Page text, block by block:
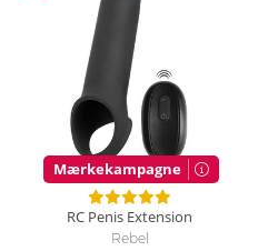
Bemærk venligst
Kondomer bør kun bruges, når
kan de ikke opfylde deres
generelt beregnet til
Mærkekampagne
RC Penis Extension
Rebel